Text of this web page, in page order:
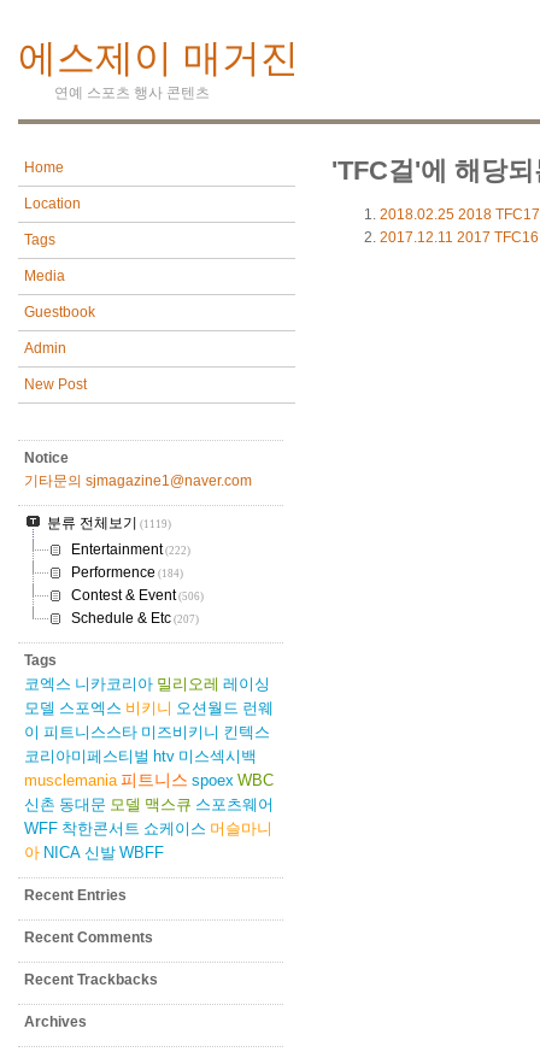
에스제이 매거진
연예 스포츠 행사 콘텐츠
Home
Location
Tags
Media
Guestbook
Admin
New Post
Notice
기타문의 sjmagazine1@naver.com
분류 전체보기 (1119)
Entertainment(222)
Performence (184)
Contest & Event(506)
Schedule & Etc (207)
Tags
코엑스 니카코리아 밀리오레 레이싱
모델 스포엑스 비키니 오션월드 런웨
이 피트니스스타 미즈비키니 킨텍스
코리아미페스티벌 htv 미스섹시백
musclemania 피트니스 spoex WBC
신촌 동대문 모델 맥스큐 스포츠웨어
WFF 착한콘서트 쇼케이스 머슬마니
아 NICA 신발 WBFF
Recent Entries
Recent Comments
Recent Trackbacks
Archives
'TFC걸'에 해당
2018.02.25 2018
2017.12.11 2017